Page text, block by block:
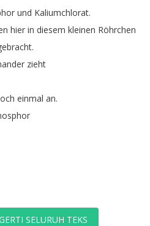
und Kaliumchlorat.
hier in diesem kleinen Röhrchen
.
zieht
einmal an.
SELURUH TEKS